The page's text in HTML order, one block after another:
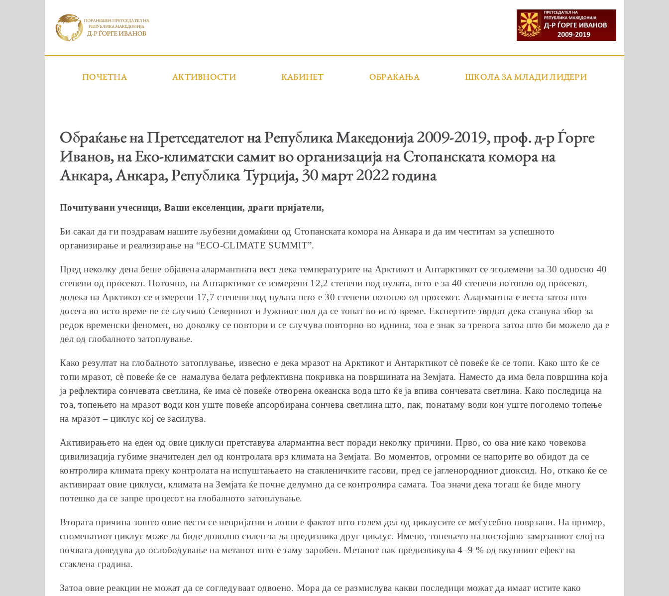
ПОЧЕТНА АКТИВНОСТИ КАБИНЕТ ОБРАЌАЊА ШКОЛА ЗА МЛАДИ ЛИДЕРИ
Обраќање на Претседателот на Република Македонија 2009-2019, проф. д-р Ѓорге
Иванов, на Еко-климатски самит во организација на Стопанската комора на
Анкара, Анкара, Република Турција, 30 март 2022 година
Почитувани учесници, Ваши екселенции, драги пријатели,
Би сакал да ги поздравам нашите љубезни домаќини од Стопанската комора на Анкара и да им честитам за успешното
организирање и реализирање на “ECO-CLIMATE SUMMIT”.
Пред неколку дена беше објавена алармантната вест дека температурите на Арктикот и Антарктикот се зголемени за 30 односно 40
степени од просекот. Поточно, на Антарктикот се измерени 12,2 степени под нулата, што е за 40 степени потопло од просекот,
додека на Арктикот се измерени 17,7 степени под нулата што е 30 степени потопло од просекот. Алармантна е веста затоа што
досега во исто време не се случило Северниот и Јужниот пол да се топат во исто време. Експертите тврдат дека станува збор за
редок временски феномен, но доколку се повтори и се случува повторно во иднина, тоа е знак за тревога затоа што би можело да е
дел од глобалното затоплување.
Како резултат на глобалното затоплување, извесно е дека мразот на Арктикот и Антарктикот сѐ повеќе ќе се топи. Како што ќе се
топи мразот, сѐ повеќе ќе се намалува белата рефлективна покривка на површината на Земјата. Наместо да има бела површина која
ја рефлектира сончевата светлина, ќе има сѐ повеќе отворена океанска вода што ќе ја впива сончевата светлина. Како последица на
тоа, топењето на мразот води кон уште повеќе апсорбирана сончева светлина што, пак, понатаму води кон уште поголемо топење
на мразот – циклус кој се засилува.
Активирањето на еден од овие циклуси претставува алармантна вест поради неколку причини. Прво, со ова ние како човекова
цивилизација губиме значителен дел од контролата врз климата на Земјата. Во моментов, огромни се напорите во обидот да се
контролира климата преку контролата на испуштањаето на стакленичките гасови, пред се јагленородниот диоксид. Но, откако ќе се
активираат овие циклуси, климата на Земјата ќе почне делумно да се контролира самата. Тоа значи дека тогаш ќе биде многу
потешко да се запре процесот на глобалното затоплување.
Втората причина зошто овие вести се непријатни и лоши е фактот што голем дел од циклусите се меѓусебно поврзани. На пример,
споменатиот циклус може да биде доволно силен за да предизвика друг циклус. Имено, топењето на постојано замрзаниот слој на
почвата доведува до ослободување на метанот што е таму заробен. Метанот пак предизвикува 4–9 % од вкупниот ефект на
стаклена градина.
Затоа овие реакции не можат да се согледуваат одвоено. Мора да се размислува какви последици можат да имаат истите како